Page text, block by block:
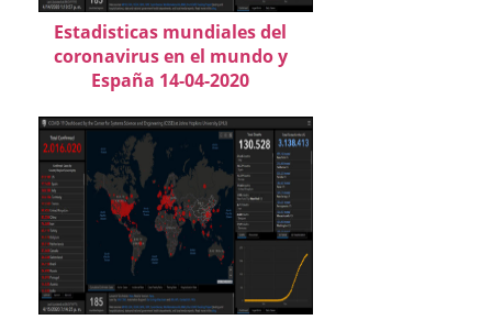
Estadisticas mundiales del
coronavirus en el mundo y
España 14-04-2020